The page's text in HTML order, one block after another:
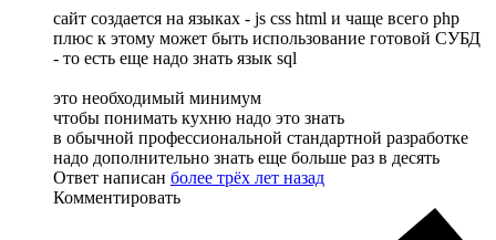
сайт создается на языках - js css html и чаще всего php
плюс к этому может быть использование готовой СУБД
- то есть еще надо знать язык sql
это необходимый минимум
чтобы понимать кухню надо это знать
в обычной профессиональной стандартной разработке
надо дополнительно знать еще больше раз в десять
Ответ написан более трёх лет назад
Комментировать